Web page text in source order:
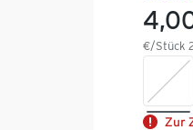
€/Stück
Zur